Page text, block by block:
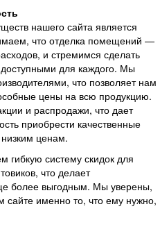
нашего сайта является
что отделка помещений —
и стремимся сделать
для каждого. Мы
что позволяет нам
цены на всю продукцию.
и распродажи, что дает
приобрести качественные
ценам.
гибкую систему скидок для
что делает
более выгодным. Мы уверены,
сайте именно то, что ему нужно,